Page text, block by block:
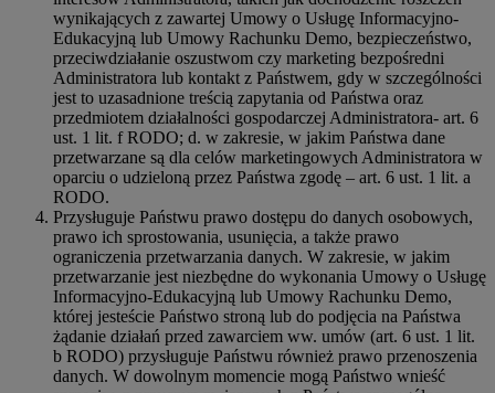
wynikających z zawartej Umowy o Usługę Informacyjno-
Edukacyjną lub Umowy Rachunku Demo, bezpieczeństwo,
przeciwdziałanie oszustwom czy marketing bezpośredni
Administratora lub kontakt z Państwem, gdy w szczególności
jest to uzasadnione treścią zapytania od Państwa oraz
przedmiotem działalności gospodarczej Administratora- art. 6
ust. 1 lit. f RODO; d. w zakresie, w jakim Państwa dane
przetwarzane są dla celów marketingowych Administratora w
oparciu o udzieloną przez Państwa zgodę – art. 6 ust. 1 lit. a
RODO.
Przysługuje Państwu prawo dostępu do danych osobowych,
prawo ich sprostowania, usunięcia, a także prawo
ograniczenia przetwarzania danych. W zakresie, w jakim
przetwarzanie jest niezbędne do wykonania Umowy o Usługę
Informacyjno-Edukacyjną lub Umowy Rachunku Demo,
której jesteście Państwo stroną lub do podjęcia na Państwa
żądanie działań przed zawarciem ww. umów (art. 6 ust. 1 lit.
b RODO) przysługuje Państwu również prawo przenoszenia
danych. W dowolnym momencie mogą Państwo wnieść